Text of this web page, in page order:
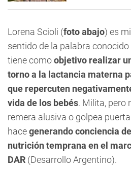
Lorena Scioli (foto abajo) es
sentido de la palabra
tiene comoobjetivo realizar
torno a la lactancia materna
que repercuten
vida de los bebés. Milita, pero
remera alusiva o golpea
hacegenerando conciencia
nutrición temprana en el
DAR (Desarrollo Argentino).